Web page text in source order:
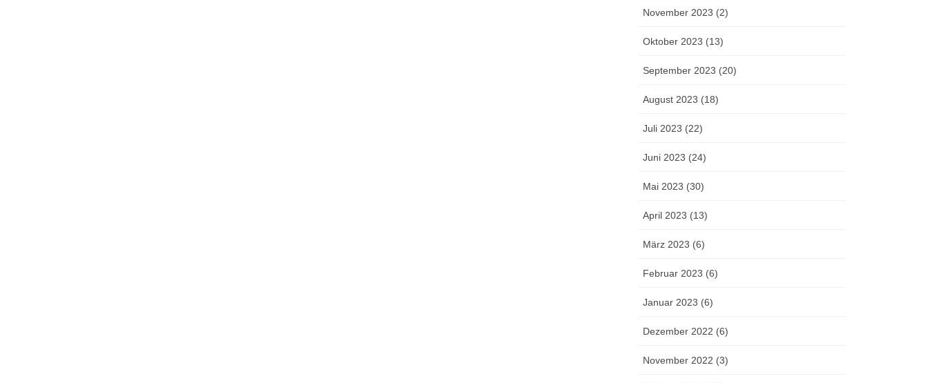
November 2023 (2)
Oktober 2023 (13)
September 2023 (20)
August 2023 (18)
Juli 2023 (22)
Juni 2023 (24)
Mai 2023 (30)
April 2023 (13)
März 2023 (6)
Februar 2023 (6)
Januar 2023 (6)
Dezember 2022 (6)
November 2022 (3)